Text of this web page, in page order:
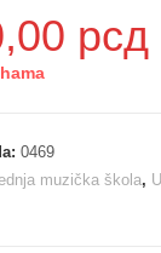
рсд
0469
muzička škola,